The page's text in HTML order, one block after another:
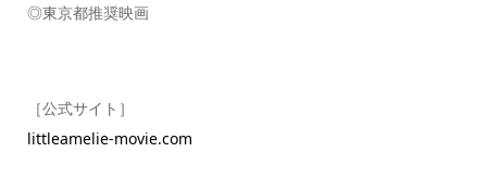
◎東京都推奨映画
［公式サイト］
littleamelie-movie.com